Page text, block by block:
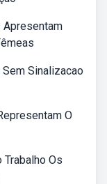
Apresentam
Sinalizacao
O
Os